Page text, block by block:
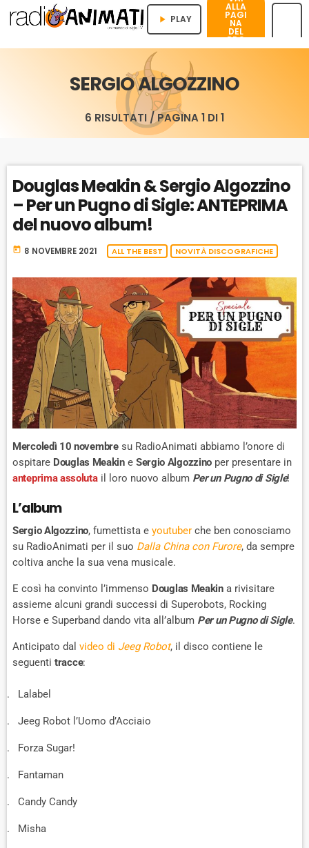
play_arrow PLAY
ALLA
PAGI
NA
DEL
PRO
GRA
SERGIO ALGOZZINO
6 RISULTATI / PAGINA 1 DI 1
Douglas Meakin & Sergio Algozzino
– Per un Pugno di Sigle: ANTEPRIMA
del nuovo album!
today 8 NOVEMBRE 2021 ALL THE BEST NOVITÀ DISCOGRAFICHE
Mercoledì 10 novembresu RadioAnimati abbiamo l’onore di
ospitare Douglas Meakine Sergio Algozzino per presentare in
anteprima assolutail loro nuovo album Per un Pugno di Sigle!
L’album
Sergio Algozzino, fumettista eyoutuber che ben conosciamo
su RadioAnimati per il suo Dalla China con Furore, da sempre
coltiva anche la sua vena musicale.
E così ha convinto l’immenso Douglas Meakina rivisitare
assieme alcuni grandi successi di Superobots, Rocking
Horse e Superband dando vita all’album Per un Pugno di Sigle.
Anticipato dal video di Jeeg Robot, il disco contiene le
seguenti tracce:
Lalabel
Jeeg Robot l’Uomo d’Acciaio
Forza Sugar!
Fantaman
Candy Candy
Misha